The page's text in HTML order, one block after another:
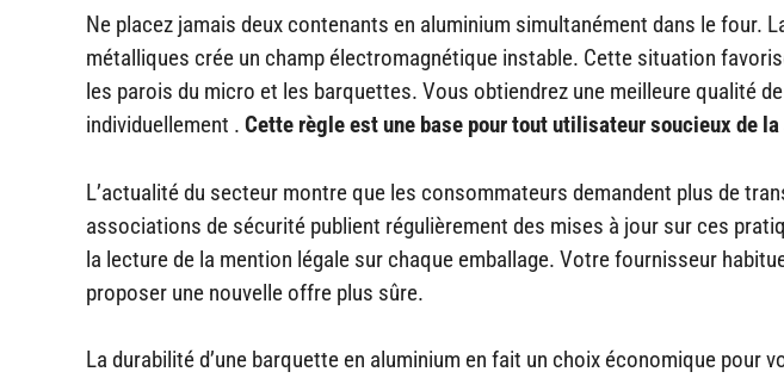
Ne placez jamais deux contenants en aluminium simultanément dans le four.
métalliques crée un champ électromagnétique instable. Cette situation
les parois du micro et les barquettes. Vous obtiendrez une meilleure qualité
individuellement . Cette règle est une base pour tout utilisateur soucieux de
L’actualité du secteur montre que les consommateurs demandent plus de
associations de sécurité publient régulièrement des mises à jour sur ces
la lecture de la mention légale sur chaque emballage. Votre fournisseur
proposer une nouvelle offre plus sûre.
La durabilité d’une barquette en aluminium en fait un choix économique pour